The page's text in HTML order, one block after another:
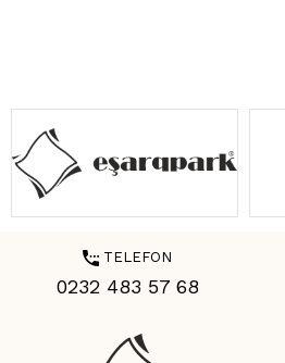
TELEFON
0232 483 57 68